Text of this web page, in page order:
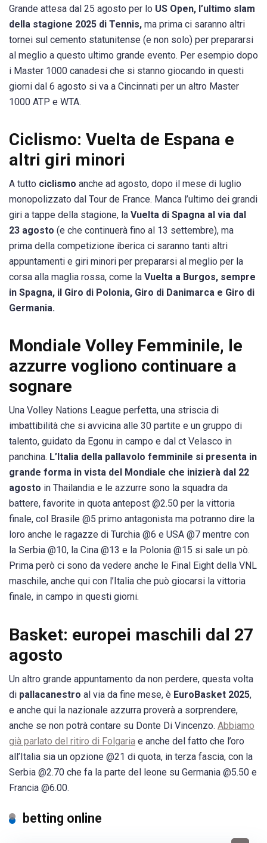
Grande attesa dal 25 agosto per lo US Open, l’ultimo slam
della stagione 2025 di Tennis, ma prima ci saranno altri
tornei sul cemento statunitense (e non solo) per prepararsi
al meglio a questo ultimo grande evento. Per esempio dopo
i Master 1000 canadesi che si stanno giocando in questi
giorni dal 6 agosto si va a Cincinnati per un altro Master
1000 ATP e WTA.
Ciclismo: Vuelta de Espana e
altri giri minori
A tutto ciclismo anche ad agosto, dopo il mese di luglio
monopolizzato dal Tour de France. Manca l’ultimo dei grandi
giri a tappe della stagione, la Vuelta di Spagna al via dal
23 agosto (e che continuerà fino al 13 settembre), ma
prima della competizione iberica ci saranno tanti altri
appuntamenti e giri minori per prepararsi al meglio per la
corsa alla maglia rossa, come la Vuelta a Burgos, sempre
in Spagna, il Giro di Polonia, Giro di Danimarca e Giro di
Germania.
Mondiale Volley Femminile, le
azzurre vogliono continuare a
sognare
Una Volley Nations League perfetta, una striscia di
imbattibilità che si avvicina alle 30 partite e un gruppo di
talento, guidato da Egonu in campo e dal ct Velasco in
panchina. L’Italia della pallavolo femminile si presenta in
grande forma in vista del Mondiale che inizierà dal 22
agosto in Thailandia e le azzurre sono la squadra da
battere, favorite in quota antepost @2.50 per la vittoria
finale, col Brasile @5 primo antagonista ma potranno dire la
loro anche le ragazze di Turchia @6 e USA @7 mentre con
la Serbia @10, la Cina @13 e la Polonia @15 si sale un pò.
Prima però ci sono da vedere anche le Final Eight della VNL
maschile, anche qui con l’Italia che può giocarsi la vittoria
finale, in campo in questi giorni.
Basket: europei maschili dal 27
agosto
Un altro grande appuntamento da non perdere, questa volta
di pallacanestro al via da fine mese, è EuroBasket 2025,
e anche qui la nazionale azzurra proverà a sorprendere,
anche se non potrà contare su Donte Di Vincenzo. Abbiamo
già parlato del ritiro di Folgaria e anche del fatto che l’oro
all’Italia sia un opzione @21 di quota, in terza fascia, con la
Serbia @2.70 che fa la parte del leone su Germania @5.50 e
Francia @6.00.
betting online